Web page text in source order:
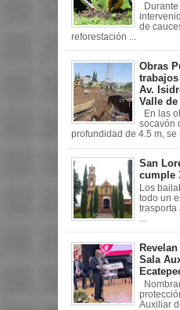
Durante
de
reforestación ...
Obras
Av.
Valle
En las
socavón
profundidad de 4.5 m, se
San
cumple
Los
todo un
trasporta
Sala
Auxiliar